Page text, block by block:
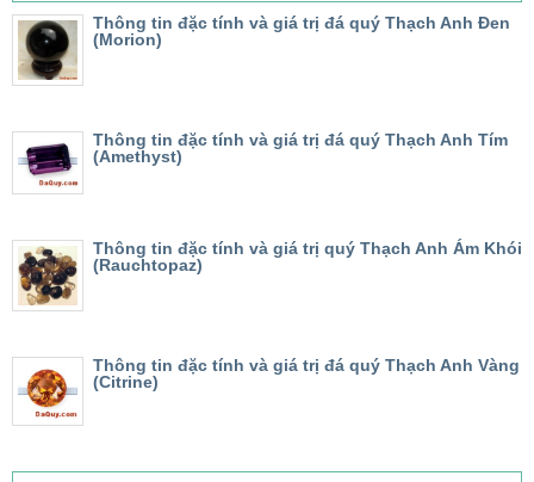
Thông tin đặc tính và giá trị đá quý Thạch Anh Đen
(Morion)
Thông tin đặc tính và giá trị đá quý Thạch Anh Tím
(Amethyst)
Thông tin đặc tính và giá trị quý Thạch Anh Ám Khói
(Rauchtopaz)
Thông tin đặc tính và giá trị đá quý Thạch Anh Vàng
(Citrine)